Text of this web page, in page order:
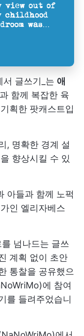
서 글쓰기_는 애
함께 복잡한 육
획한 팟캐스트입
, 명확한 경계 설
향상시킬 수 있
아들과 함께 노퍽
인 엘리자베스
넘나드는 글쓰
계획 없이 초안
통찰을 공유했으
에 참여
를 들려주었습니